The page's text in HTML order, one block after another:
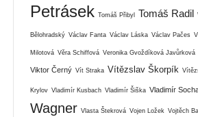
Petrásek Tomáš Přibyl Tomáš Radil
Bělohradský Václav Fanta Václav Láska Václav Pačes
Milotová Věra Schiffová Veronika Gvoždíková Javůrková
Viktor Černý Vít Straka Vítězslav Škorpík
Krylov Vladimír Kusbach Vladimír Šiška Vladimír
Wagner Vlasta Štekrová Vojen Ložek Vojtěch